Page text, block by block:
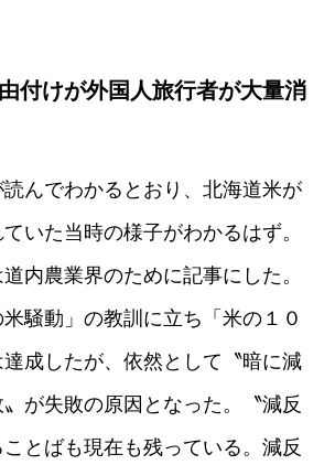
付けが外国人旅行者が大量消
んでわかるとおり、北海道米が
いた当時の様子がわかるはず。
内農業界のために記事にした。
騒動」の教訓に立ち「米の１０
達成したが、依然として〝暗に減
が失敗の原因となった。〝減反
とばも現在も残っている。減反